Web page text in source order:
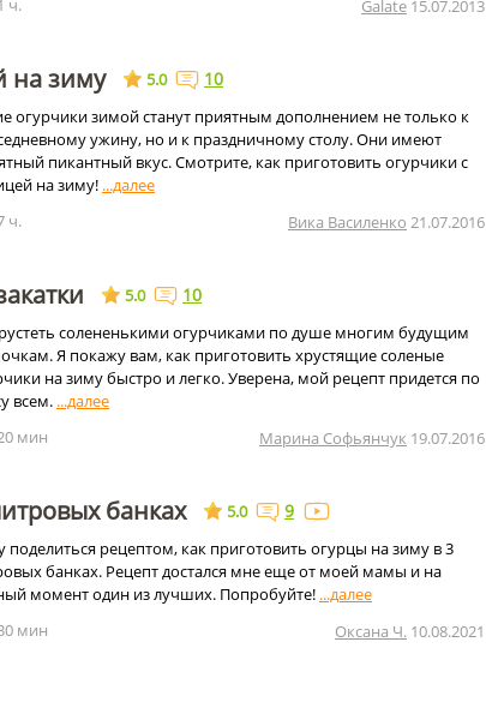
ч.
Galate 15.07.2013
на зиму 5.0 10
огурчики зимой станут приятным дополнением не только к
ужину, но и к праздничному столу. Они имеют
пикантный вкус. Смотрите, как приготовить огурчики с
на зиму!
ч.
Вика Василенко 21.07.2016
5.0 10
солененькими огурчиками по душе многим будущим
Я покажу вам, как приготовить хрустящие соленые
на зиму быстро и легко. Уверена, мой рецепт придется по
всем.
мин
Марина Софьянчук 19.07.2016
банках 5.0 9
поделиться рецептом, как приготовить огурцы на зиму в 3
банках. Рецепт достался мне еще от моей мамы и на
момент один из лучших. Попробуйте!
мин
Оксана Ч. 10.08.2021